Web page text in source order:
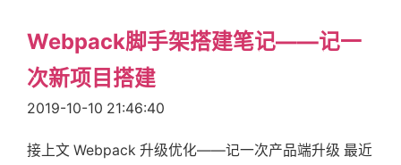
Webpack脚手架搭建笔记——记一
次新项目搭建
2019-10-10 21:46:40
接上文 Webpack 升级优化——记一次产品端升级 最近